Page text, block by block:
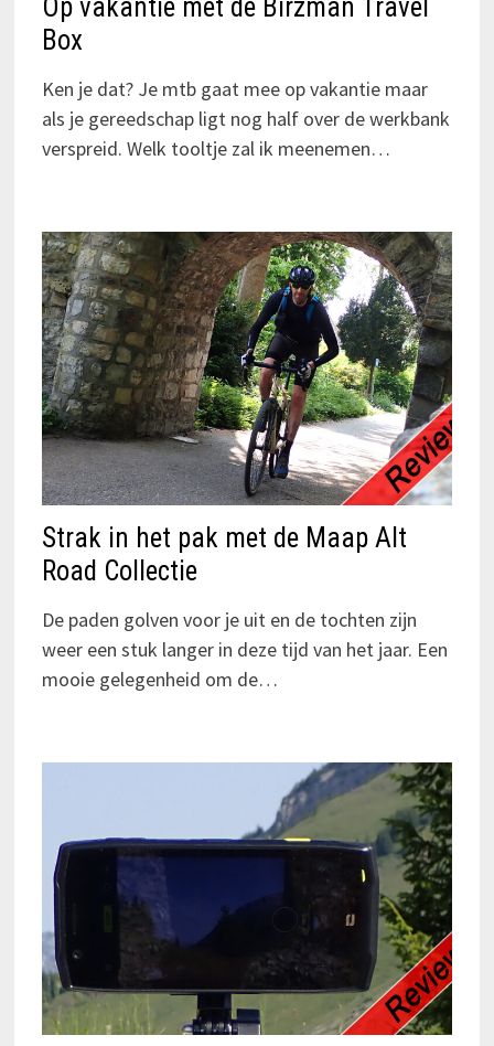
Op vakantie met de Birzman Travel
Box
Ken je dat? Je mtb gaat mee op vakantie maar
als je gereedschap ligt nog half over de werkbank
verspreid. Welk tooltje zal ik meenemen…
Strak in het pak met de Maap Alt
Road Collectie
De paden golven voor je uit en de tochten zijn
weer een stuk langer in deze tijd van het jaar. Een
mooie gelegenheid om de…